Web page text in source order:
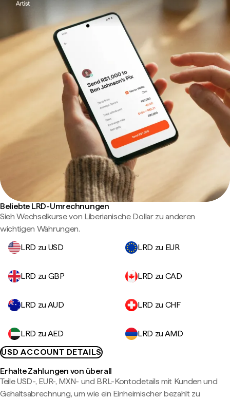
Beliebte LRD-Umrechnungen
Sieh Wechselkurse von Liberianische Dollar zu anderen
wichtigen Währungen.
LRD zu USD
LRD zu EUR
LRD zu GBP LRD zu CAD
LRD zu AUD LRD zu CHF
LRD zu AED
LRD zu AMD
USD ACCOUNT DETAILS
Erhalte Zahlungen von überall
Teile USD-, EUR-, MXN- und BRL-Kontodetails mit Kunden und
Gehaltsabrechnung, um wie ein Einheimischer bezahlt zu